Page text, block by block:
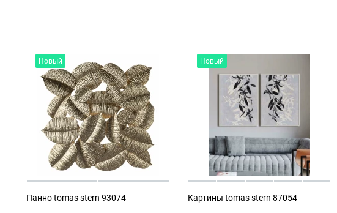
Новый
Панно tomas stern 93074
Новый
Картины tomas stern 87054